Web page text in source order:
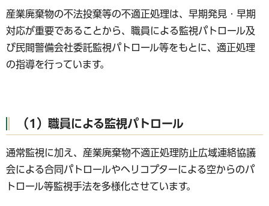
産業廃棄物の不法投棄等の不適正処理は、早期発見・早期
対応が重要であることから、職員による監視パトロール及
び民間警備会社委託監視パトロール等をもとに、適正処理
の指導を行っています。
（1）職員による監視パトロール
通常監視に加え、産業廃棄物不適正処理防止広域連絡協議
会による合同パトロールやヘリコプターによる空からのパ
トロール等監視手法を多様化させています。